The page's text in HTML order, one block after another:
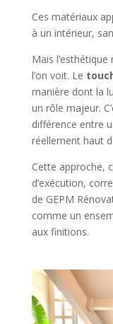
Ces matériaux
à un intérieur,
Mais
l’on voit. Le
manière dont la
un rôle majeur.
différence entre
réellement haut
Cette approche,
d’exécution,
de GEPM
comme un
aux finitions.